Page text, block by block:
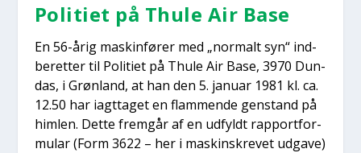
Poli­ti­et på Thu­le Air Base
En 56-årig mask­in­fø­rer med „nor­malt syn“ ind­
be­ret­ter til Poli­ti­et på Thu­le Air Base, 3970 Dun­
das, i Grøn­land, at han den 5. janu­ar 1981 kl. ca.
12.50 har iagt­ta­get en flam­men­de gen­stand på
him­len. Det­te frem­går af en udfyldt rap­port­for­
mu­lar (Form 3622 – her i maskin­skre­vet udga­ve)